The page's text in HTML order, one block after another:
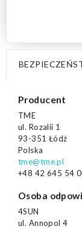
Producent
TME
ul. Rozalii 1
93-351 Łódź
Polska
tme@tme.pl
+48 42 645 54
Osoba
4SUN
ul. Annopol 4